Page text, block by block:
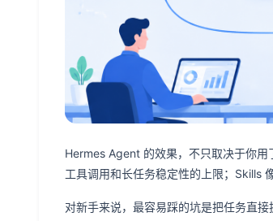
Hermes Agent 的效果，不只取决于你用
工具调用和长任务稳定性的上限；Skills
对新手来说，最容易踩的坑是把任务直